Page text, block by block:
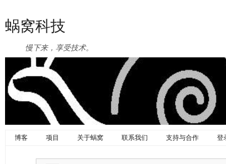
蜗窝科技
慢下来，享受技术。
博客 项目 关于蜗窝 联系我们 支持与合作 登